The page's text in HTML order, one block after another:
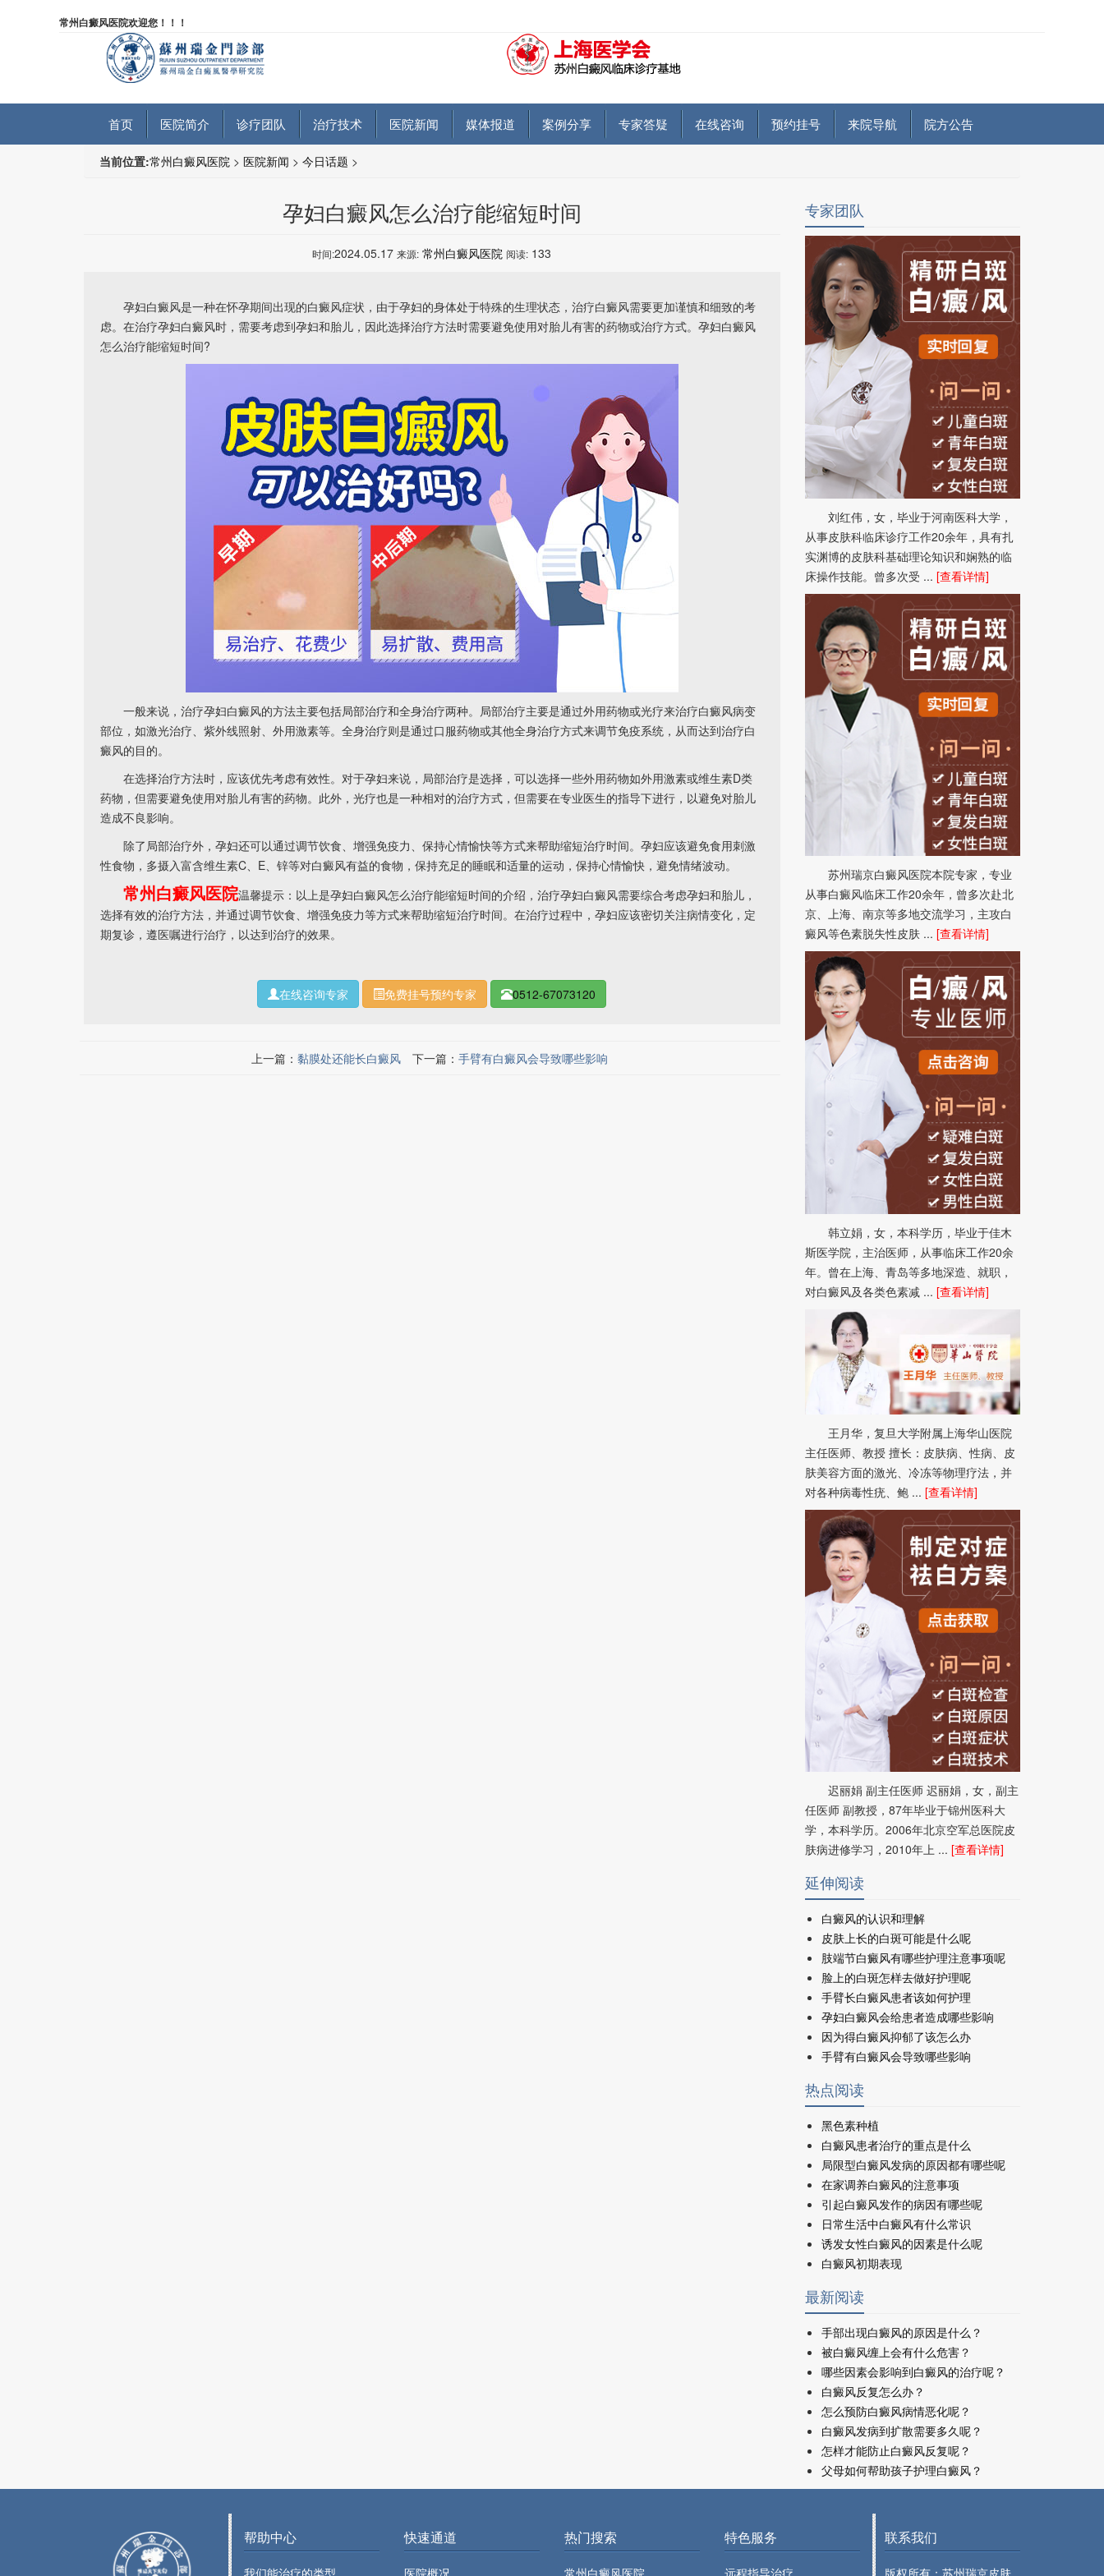
常州白癜风医院欢迎您！！！
首页 医院简介 诊疗团队 治疗技术 医院新闻 媒体报道 案例分享 专家答疑 在线咨询 预约挂号 来院导航 院方公告
当前位置:常州白癜风医院 > 医院新闻 > 今日话题 >
孕妇白癜风怎么治疗能缩短时间
时间:2024.05.17来源: 常州白癜风医院 阅读: 133
孕妇白癜风是一种在怀孕期间出现的白癜风症状，由于孕妇的身体处于特殊的生理状态，治疗白癜风需要更加谨慎和细致的考
虑。在治疗孕妇白癜风时，需要考虑到孕妇和胎儿，因此选择治疗方法时需要避免使用对胎儿有害的药物或治疗方式。孕妇白癜风
怎么治疗能缩短时间?
一般来说，治疗孕妇白癜风的方法主要包括局部治疗和全身治疗两种。局部治疗主要是通过外用药物或光疗来治疗白癜风病变
部位，如激光治疗、紫外线照射、外用激素等。全身治疗则是通过口服药物或其他全身治疗方式来调节免疫系统，从而达到治疗白
癜风的目的。
在选择治疗方法时，应该优先考虑有效性。对于孕妇来说，局部治疗是选择，可以选择一些外用药物如外用激素或维生素D类
药物，但需要避免使用对胎儿有害的药物。此外，光疗也是一种相对的治疗方式，但需要在专业医生的指导下进行，以避免对胎儿
造成不良影响。
除了局部治疗外，孕妇还可以通过调节饮食、增强免疫力、保持心情愉快等方式来帮助缩短治疗时间。孕妇应该避免食用刺激
性食物，多摄入富含维生素C、E、锌等对白癜风有益的食物，保持充足的睡眠和适量的运动，保持心情愉快，避免情绪波动。
常州白癜风医院温馨提示：以上是孕妇白癜风怎么治疗能缩短时间的介绍，治疗孕妇白癜风需要综合考虑孕妇和胎儿，
选择有效的治疗方法，并通过调节饮食、增强免疫力等方式来帮助缩短治疗时间。在治疗过程中，孕妇应该密切关注病情变化，定
期复诊，遵医嘱进行治疗，以达到治疗的效果。
在线咨询专家 免费挂号预约专家 0512-67073120
上一篇：黏膜处还能长白癜风 下一篇：手臂有白癜风会导致哪些影响
专家团队
刘红伟，女，毕业于河南医科大学，
从事皮肤科临床诊疗工作20余年，具有扎
实渊博的皮肤科基础理论知识和娴熟的临
床操作技能。曾多次受 ... [查看详情]
苏州瑞京白癜风医院本院专家，专业
从事白癜风临床工作20余年，曾多次赴北
京、上海、南京等多地交流学习，主攻白
癜风等色素脱失性皮肤 ... [查看详情]
韩立娟，女，本科学历，毕业于佳木
斯医学院，主治医师，从事临床工作20余
年。曾在上海、青岛等多地深造、就职，
对白癜风及各类色素减 ... [查看详情]
王月华，复旦大学附属上海华山医院
主任医师、教授 擅长：皮肤病、性病、皮
肤美容方面的激光、冷冻等物理疗法，并
对各种病毒性疣、鲍 ... [查看详情]
迟丽娟 副主任医师 迟丽娟，女，副主
任医师 副教授，87年毕业于锦州医科大
学，本科学历。2006年北京空军总医院皮
肤病进修学习，2010年上 ... [查看详情]
延伸阅读
白癜风的认识和理解
皮肤上长的白斑可能是什么呢
肢端节白癜风有哪些护理注意事项呢
脸上的白斑怎样去做好护理呢
手臂长白癜风患者该如何护理
孕妇白癜风会给患者造成哪些影响
因为得白癜风抑郁了该怎么办
手臂有白癜风会导致哪些影响
热点阅读
黑色素种植
白癜风患者治疗的重点是什么
局限型白癜风发病的原因都有哪些呢
在家调养白癜风的注意事项
引起白癜风发作的病因有哪些呢
日常生活中白癜风有什么常识
诱发女性白癜风的因素是什么呢
白癜风初期表现
最新阅读
手部出现白癜风的原因是什么？
被白癜风缠上会有什么危害？
哪些因素会影响到白癜风的治疗呢？
白癜风反复怎么办？
怎么预防白癜风病情恶化呢？
白癜风发病到扩散需要多久呢？
怎样才能防止白癜风反复呢？
父母如何帮助孩子护理白癜风？
联系我们
帮助中心 快速通道 热门搜索 特色服务